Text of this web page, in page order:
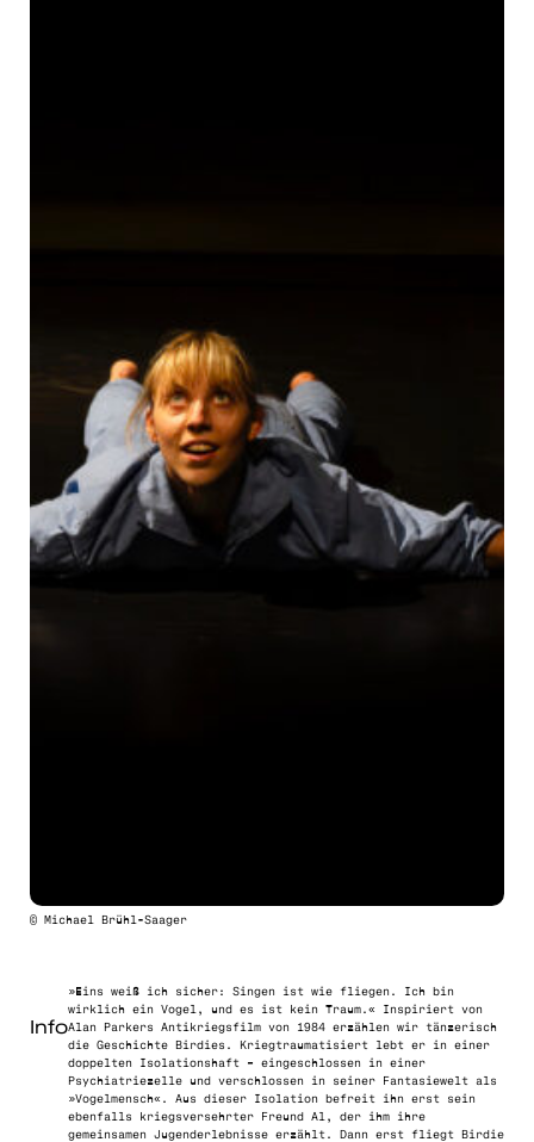
© Michael Brühl-Saager
Info
»Eins weiß ich sicher: Singen ist wie fliegen. Ich bin
wirklich ein Vogel, und es ist kein Traum.« Inspiriert von
Alan Parkers Antikriegsfilm von 1984 erzählen wir tänzerisch
die Geschichte Birdies. Kriegtraumatisiert lebt er in einer
doppelten Isolationshaft – eingeschlossen in einer
Psychiatriezelle und verschlossen in seiner Fantasiewelt als
»Vogelmensch«. Aus dieser Isolation befreit ihn erst sein
ebenfalls kriegsversehrter Freund Al, der ihm ihre
gemeinsamen Jugenderlebnisse erzählt. Dann erst fliegt Birdie